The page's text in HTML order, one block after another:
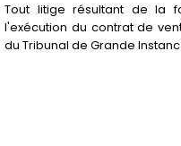
Tout litige résultant de la
l'exécution du contrat de
du Tribunal de Grande Instance